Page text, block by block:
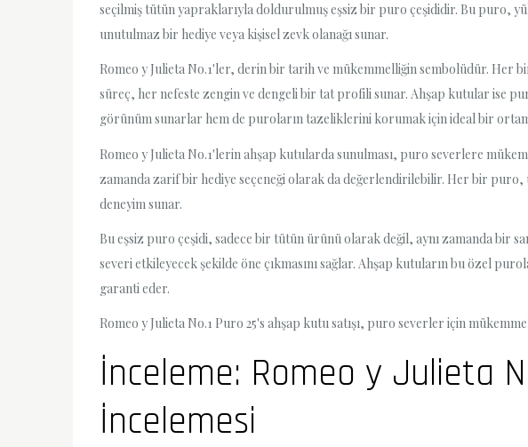
seçilmiş tütün yapraklarıyla doldurulmuş eşsiz bir puro çeşididir. Bu puro,
unutulmaz bir hediye veya kişisel zevk olanağı sunar.
Romeo y Julieta No.1'ler, derin bir tarih ve mükemmelliğin sembolüdür. Her
süreç, her nefeste zengin ve dengeli bir tat profili sunar. Ahşap kutular ise
görünüm sunarlar hem de puroların tazeliklerini korumak için ideal bir
Romeo y Julieta No.1'lerin ahşap kutularda sunulması, puro severlere
zamanda zarif bir hediye seçeneği olarak da değerlendirilebilir. Her bir
deneyim sunar.
Bu eşsiz puro çeşidi, sadece bir tütün ürünü olarak değil, aynı zamanda bir
severi etkileyecek şekilde öne çıkmasını sağlar. Ahşap kutuların bu özel
garanti eder.
Romeo y Julieta No.1 Puro 25's ahşap kutu satışı, puro severler için
İnceleme: Romeo y Julieta
İncelemesi